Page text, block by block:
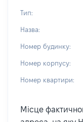
Тип:
Назва:
Номер будинку:
Номер корпусу:
Номер квартири:
Місце